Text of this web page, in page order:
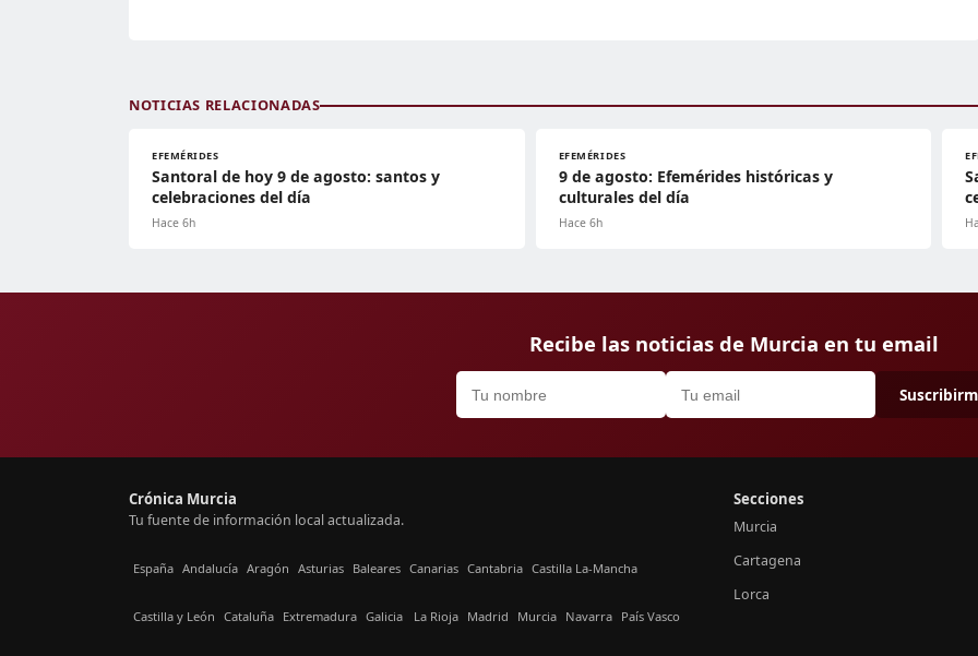
NOTICIAS RELACIONADAS
EFEMÉRIDES
Santoral de hoy 9 de agosto: santos y
celebraciones del día
Hace 6h
EFEMÉRIDES
9 de agosto: Efemérides históricas y
culturales del día
Hace 6h
Recibe las noticias de Murcia en tu email
Crónica Murcia
Tu fuente de información local actualizada.
España Andalucía Aragón Asturias Baleares Canarias Cantabria Castilla La-Mancha
Castilla y León Cataluña Extremadura Galicia La Rioja Madrid Murcia Navarra País Vasco
Secciones
Murcia
Cartagena
Lorca